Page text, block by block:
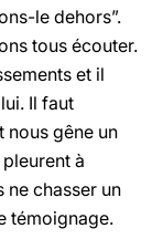
le dehors”.
tous écouter.
et il
Il faut
nous gêne un
à
ne chasser un
témoignage.